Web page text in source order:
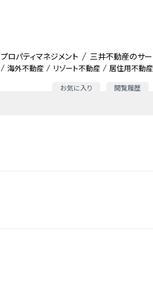
海外不動産 リゾート不動産 居住用不動産
お気に入り 閲覧履歴
プロパティマネジメント 三井不動産のサー